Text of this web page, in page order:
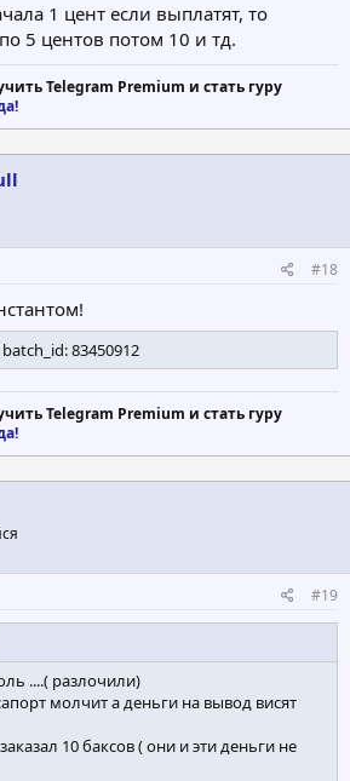
1 цент если выплатят, то
5 центов потом 10 и тд.
Telegram Premium и стать гуру
#18
83450912
Telegram Premium и стать гуру
#19
....( разлочили)
молчит а деньги на вывод висят
10 баксов ( они и эти деньги не